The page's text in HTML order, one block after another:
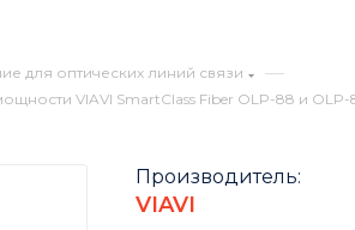
для оптических линий связи —
VIAVI SmartClass Fiber OLP-88 и OLP-
Производитель:
VIAVI